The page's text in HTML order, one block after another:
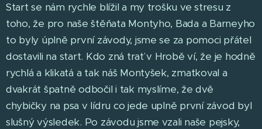
Start se nám rychle blížil a my trošku ve stresu z
toho, že pro naše štěňata Montyho, Bada a Barneyho
to byly úplně první závody, jsme se za pomoci přátel
dostavili na start. Kdo zná trať v Hrobě ví, že je hodně
rychlá a klikatá a tak náš Montyšek, zmatkoval a
dvakrát špatně odbočil i tak myslíme, že dvě
chybičky na psa v lídru co jede uplně první závod byl
slušný výsledek. Po závodu jsme vzali naše pejsky,